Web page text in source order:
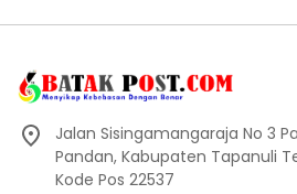
Jalan Sisingamangaraja No 3
Pandan, Kabupaten Tapanuli
Kode Pos 22537